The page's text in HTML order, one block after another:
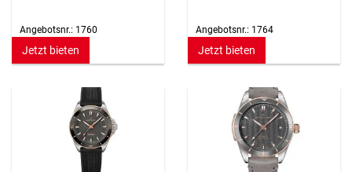
Angebotsnr.: 1760
Jetzt bieten
Angebotsnr.: 1764
Jetzt bieten